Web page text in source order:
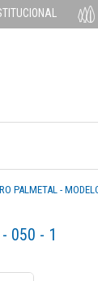
PALMETAL -
050 - 1